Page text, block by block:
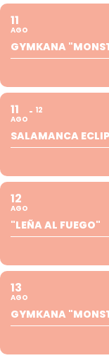
11
AGO
GYMKANA
11
AGO
12
SALAMANCA
12
AGO
"LEÑA AL FUEGO"
13
AGO
GYMKANA